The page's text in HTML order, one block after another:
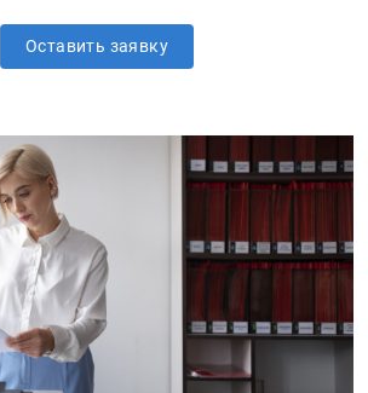
Оставить заявку